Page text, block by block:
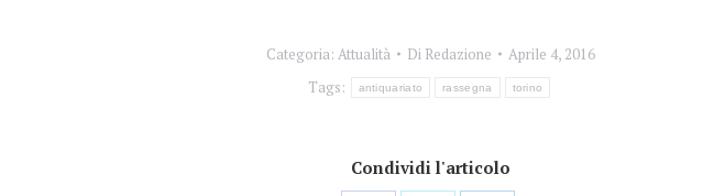
Categoria: Attualità Di Redazione
Aprile 4, 2016
Tags:
antiquariato rassegna torino
Condividi l'articolo